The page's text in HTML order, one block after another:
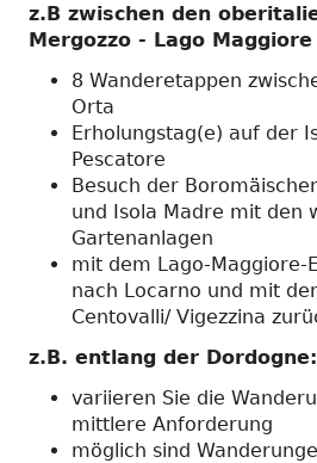
z.B zwischen den
Mergozzo - Lago
8 Wanderetappen
Orta
Erholungstag(e) auf der
Pescatore
Besuch der
und Isola Madre mit den
Gartenanlagen
mit dem Lago-Maggiore-
nach Locarno und mit
Centovalli/ Vigezzina
z.B. entlang der Dordogne:
variieren Sie die
mittlere Anforderung
möglich sind